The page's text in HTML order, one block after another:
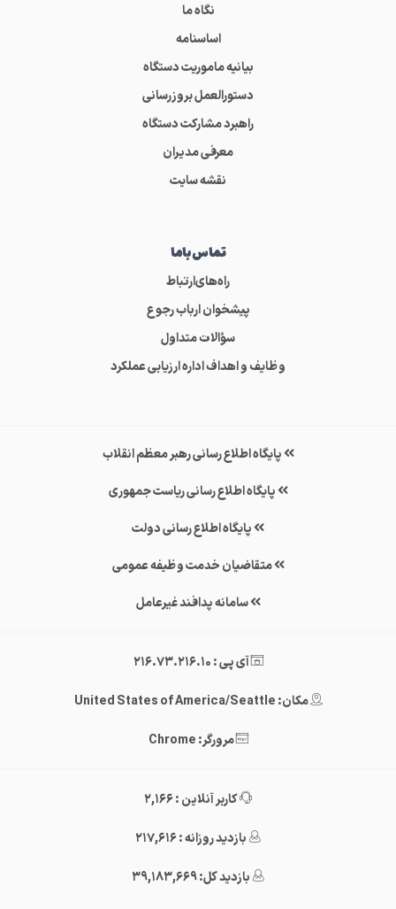
نگاه ما
اساسنامه
بیانیه ماموریت دستگاه
دستورالعمل بروزرسانی
راهبرد مشارکت دستگاه
معرفی مدیران
نقشه سایت
تماس‌باما
راه‌های‌ارتباط
پیشخوان ارباب رجوع
سؤالات متداول
وظایف و اهداف اداره ارزیابی عملکرد
پایگاه اطلاع رسانی رهبر معظم انقلاب
پایگاه اطلاع رسانی ریاست جمهوری
پایگاه اطلاع رسانی دولت
متقاضیان خدمت وظیفه عمومی
سامانه پدافند غیرعامل
آی پی : 216.73.216.10
مکان: United States of America/Seattle
مرورگر: Chrome
کاربر آنلاین : 2,166
بازدید روزانه : 217,616
بازدید کل: 39,183,669